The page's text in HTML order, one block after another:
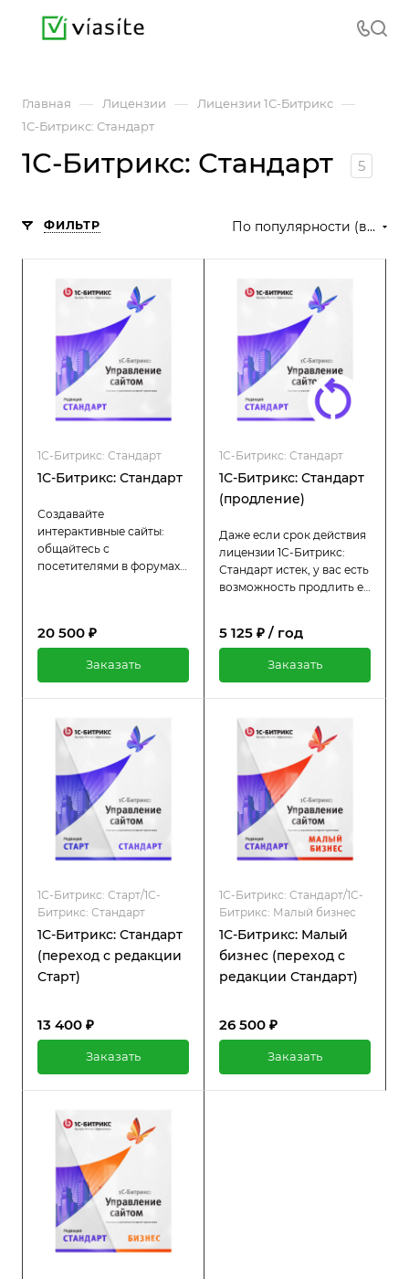
Главная — Лицензии — Лицензии 1С-Битрикс —
1С-Битрикс: Стандарт
1С-Битрикс: Стандарт 5
ФИЛЬТР По популярности (возрастание)
1С-Битрикс: Стандарт
1С-Битрикс: Стандарт
Создавайте
интерактивные сайты:
общайтесь с
посетителями в форумах
фотогалереи,
отправляйте рассылки
подписчикам.
20 500 ₽
Заказать
1С-Битрикс: Стандарт
1С-Битрикс: Стандарт
(продление)
Даже если срок действия
лицензии 1С-Битрикс:
Стандарт истек, у вас есть
возможность продлить её
лицензии. Пока лицензия
обновлениями и
технической поддержкой.
5 125 ₽ / год
Заказать
1С-Битрикс: Старт/1С-
Битрикс: Стандарт
1С-Битрикс: Стандарт
(переход с редакции
Старт)
13 400 ₽
Заказать
1С-Битрикс: Стандарт/1С-
Битрикс: Малый бизнес
1С-Битрикс: Малый
бизнес (переход с
редакции Стандарт)
26 500 ₽
Заказать